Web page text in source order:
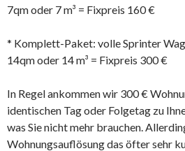
7qm oder 7 m³ = Fixpreis 160 €
* Komplett-Paket: volle Sprinter
14qm oder 14 m³ = Fixpreis 300 €
In Regel ankommen wir 300 €
identischen Tag oder Folgetag zu
was Sie nicht mehr brauchen.
Wohnungsauflösung das öfter sehr